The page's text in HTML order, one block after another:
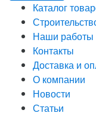
Каталог
Наши работы
Контакты
Доставка и
О компании
Новости
Статьи